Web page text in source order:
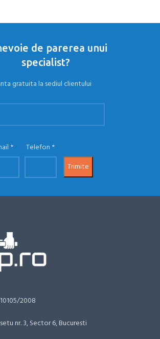
de parerea unui
specialist?
gratuita la sediul clientului
Telefon
2008
nr. 3, Sector 6, Bucuresti